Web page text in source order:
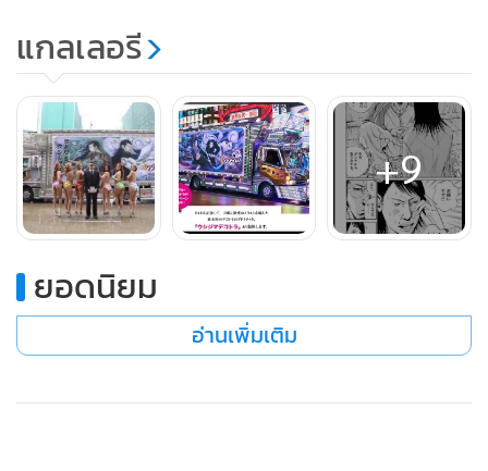
แกลเลอรี
+9
ยอดนิยม
อ่านเพิ่มเติม